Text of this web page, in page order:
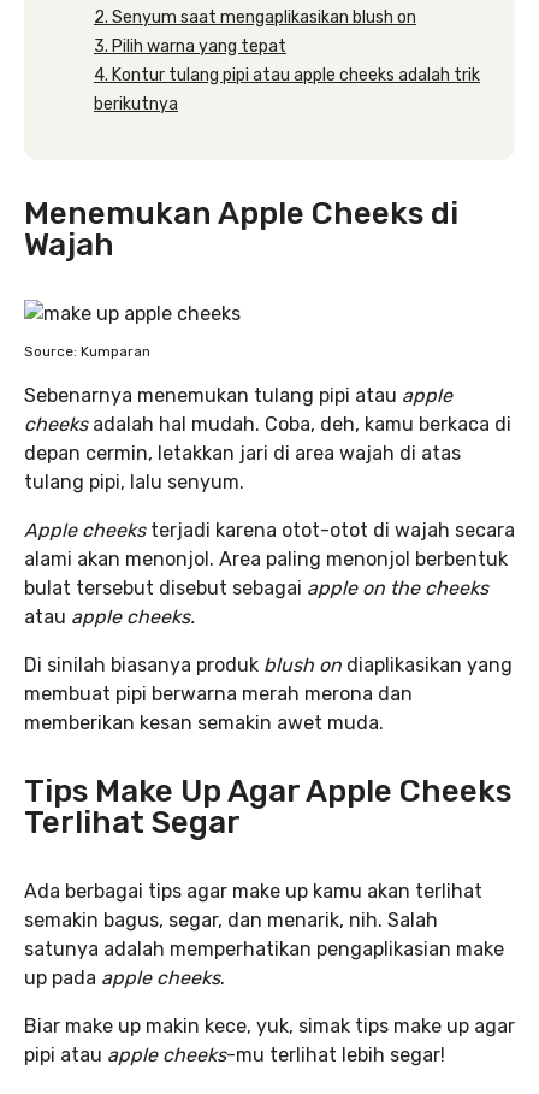
2. Senyum saat mengaplikasikan blush on
3. Pilih warna yang tepat
4. Kontur tulang pipi atau apple cheeks adalah trik
berikutnya
Menemukan Apple Cheeks di
Wajah
Source: Kumparan
Sebenarnya menemukan tulang pipi atau apple
cheeks adalah hal mudah. Coba, deh, kamu berkaca di
depan cermin, letakkan jari di area wajah di atas
tulang pipi, lalu senyum.
Apple cheeks terjadi karena otot-otot di wajah secara
alami akan menonjol. Area paling menonjol berbentuk
bulat tersebut disebut sebagai apple on the cheeks
atau apple cheeks.
Di sinilah biasanya produk blush on diaplikasikan yang
membuat pipi berwarna merah merona dan
memberikan kesan semakin awet muda.
Tips Make Up Agar Apple Cheeks
Terlihat Segar
Ada berbagai tips agar make up kamu akan terlihat
semakin bagus, segar, dan menarik, nih. Salah
satunya adalah memperhatikan pengaplikasian make
up pada apple cheeks.
Biar make up makin kece, yuk, simak tips make up agar
pipi atau apple cheeks-mu terlihat lebih segar!